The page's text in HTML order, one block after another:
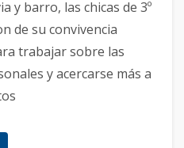
y barro, las chicas de 3º
de su convivencia
trabajar sobre las
y acercarse más a